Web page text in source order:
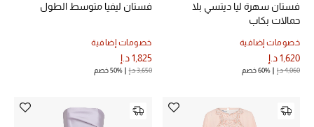
عرض جميع المنتجات
خصومات
عودة صغاركم للمدارس
فستان سهرة ليا ديتسي بلا
حمالات بكاب
خصومات إضافية
1,620 د.إ
4,060 د.إ 60% خصم
فستان ليفيا متوسط الطول
خصومات إضافية
1,825 د.إ
3,650 د.إ 50% خصم